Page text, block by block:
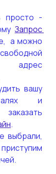
просто -
Запрос
а можно
вашу
и
.
выбрали,